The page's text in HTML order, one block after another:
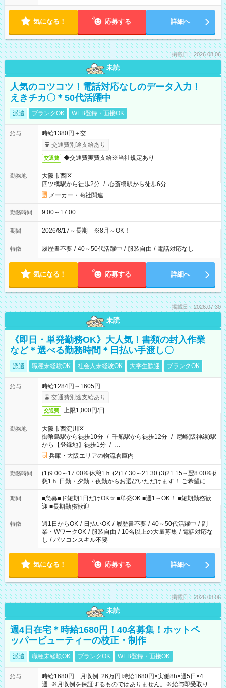
気になる！ 応募する 詳細へ
掲載日：2026.08.06
未読
人気のコツコツ！電話対応なしのデータ入力！
えきチカ〇＊50代活躍中
派遣 ブランクOK WEB登録・面接OK
給与
時給1380円＋交
交通費別途支給あり
交通費 ◆交通費実費支給※当社規定あり
勤務地
大阪市西区
四ツ橋駅から徒歩2分 / 心斎橋駅から徒歩6分
メーカー・商社関連
勤務時間 9:00～17:00
期間 2026/8/17～長期 ※8月～OK！
特徴 履歴書不要 / 40～50代活躍中 / 服装自由 / 電話対応なし
気になる！ 応募する 詳細へ
掲載日：2026.07.30
未読
《即日・単発勤務OK》大人気！書類の封入作業
など＊選べる勤務時間＊日払い手渡し〇
派遣 職種未経験OK 社会人未経験OK 大学生歓迎 ブランクOK
給与
時給1284円～1605円
交通費別途支給あり
交通費 上限1,000円/日
勤務地
大阪市西淀川区
御幣島駅から徒歩10分 / 千船駅から徒歩12分 / 尼崎(阪神線)駅
から【登録地】徒歩1分 / …
兵庫・大阪エリアの物流倉庫内
勤務時間
(1)9:00～17:00※休憩1ｈ (2)17:30～21:30 (3)21:15～翌8:00※休
憩1ｈ 日勤・夕勤・夜勤からお選びいただけます！ ご希望に合
わせて働けるお仕事です(*^^*) 【その他選べる勤務時間】 8-17
時/9-17時/9-18時/10-18時/11-21時/18-22時/20-翌4時/21-翌5
時/22-翌6時/0-翌8時 ご自身のご都合で選んで頂ける完全自由シ
フト！
期間
■急募■ド短期1日だけOK☆ ■単発OK ■週1～OK！ ■短期勤務歓
迎 ■長期勤務歓迎
特徴 週1日からOK / 日払いOK / 履歴書不要 / 40～50代活躍中 / 副
業・WワークOK / 服装自由 / 10名以上の大量募集 / 電話対応な
し / パソコンスキル不要
気になる！ 応募する 詳細へ
掲載日：2026.08.06
未読
週4日在宅＊時給1680円！40名募集！ホットペ
ッパービューティーの校正・制作
派遣 職種未経験OK ブランクOK WEB登録・面接OK
給与
時給1680円 月収例 26万円 時給1680円×実働8h×週5日×4
週 ※月収例を保証するものではありません。※給与即受取りサ